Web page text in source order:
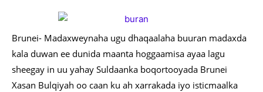
Brunei- Madaxweynaha ugu dhaqaalaha buuran madaxda
kala duwan ee dunida maanta hoggaamisa ayaa lagu
sheegay in uu yahay Suldaanka boqortooyada Brunei
Xasan Bulqiyah oo caan ku ah xarrakada iyo isticmaalka